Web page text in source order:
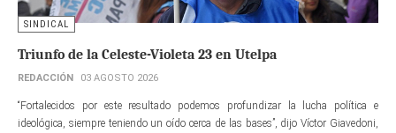
SINDICAL
Triunfo de la Celeste-Violeta 23 en Utelpa
REDACCIÓN 03 AGOSTO 2026
“Fortalecidos por este resultado podemos profundizar la lucha política e
ideológica, siempre teniendo un oído cerca de las bases”, dijo Víctor Giavedoni,